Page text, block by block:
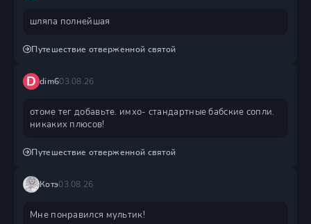
шляпа полнейшая
Путешествие отверженной святой
D dim603.08.26
отоме тег добавьте. имхо- стандартные бабские сопли.
никаких плюсов!
Путешествие отверженной святой
Котэ03.08.26
Мне понравился мультик!